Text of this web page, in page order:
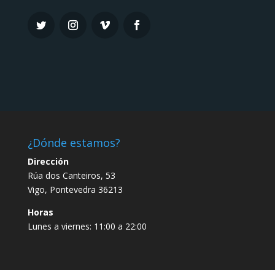
¿Dónde estamos?
Dirección
Rúa dos Canteiros, 53
Vigo, Pontevedra 36213
Horas
Lunes a viernes: 11:00 a 22:00